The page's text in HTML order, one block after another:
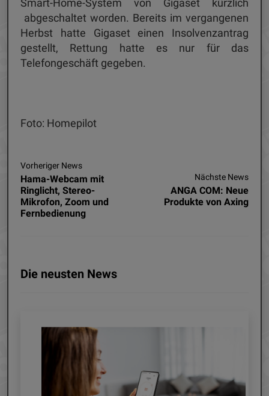
abgeschaltet worden. Bereits im vergangenen
Herbst hatte Gigaset einen Insolvenzantrag
gestellt, Rettung hatte es nur für das
Telefongeschäft gegeben.
Foto: Homepilot
Vorheriger News
Hama-Webcam mit
Ringlicht, Stereo-
Mikrofon, Zoom und
Fernbedienung
Nächste News
ANGA COM: Neue
Produkte von Axing
Die neusten News